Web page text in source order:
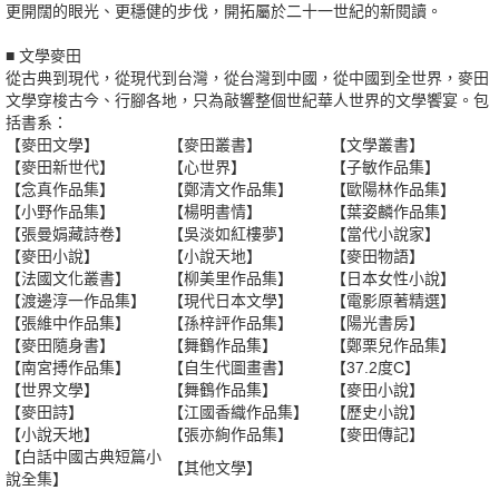
更開闊的眼光、更穩健的步伐，開拓屬於二十一世紀的新閱讀。
■ 文學麥田
從古典到現代，從現代到台灣，從台灣到中國，從中國到全世界，麥田
文學穿梭古今、行腳各地，只為敲響整個世紀華人世界的文學饗宴。包
括書系：
【麥田文學】
【麥田叢書】
【文學叢書】
【麥田新世代】
【心世界】
【子敏作品集】
【念真作品集】
【鄭清文作品集】
【歐陽林作品集】
【小野作品集】
【楊明書情】
【葉姿麟作品集】
【張曼娟藏詩卷】
【吳淡如紅樓夢】
【當代小說家】
【麥田小說】
【小說天地】
【麥田物語】
【法國文化叢書】
【柳美里作品集】
【日本女性小說】
【渡邊淳一作品集】
【現代日本文學】
【電影原著精選】
【張維中作品集】
【孫梓評作品集】
【陽光書房】
【麥田隨身書】
【舞鶴作品集】
【鄭栗兒作品集】
【南宮搏作品集】
【自生代圖畫書】
【37.2度C】
【世界文學】
【舞鶴作品集】
【麥田小說】
【麥田詩】
【江國香織作品集】
【歷史小說】
【小說天地】
【張亦絢作品集】
【麥田傳記】
【白話中國古典短篇小
說全集】
【其他文學】